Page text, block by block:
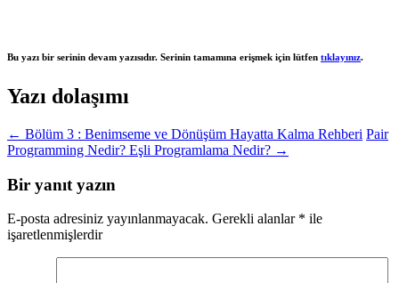
Bu yazı bir serinin devam yazısıdır. Serinin tamamına erişmek için lütfen tıklayınız.
Yazı dolaşımı
← Bölüm 3 : Benimseme ve Dönüşüm Hayatta Kalma Rehberi Pair
Programming Nedir? Eşli Programlama Nedir? →
Bir yanıt yazın
E-posta adresiniz yayınlanmayacak. Gerekli alanlar * ile
işaretlenmişlerdir